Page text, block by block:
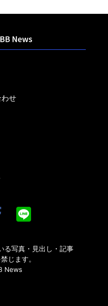
せ
る写真・見出し・記事
じます。
News